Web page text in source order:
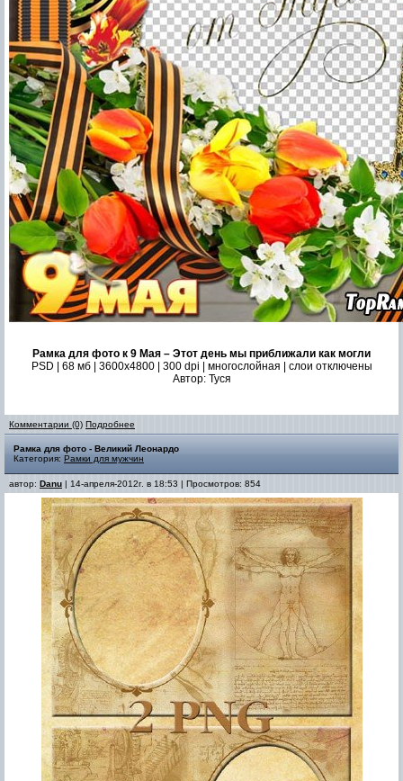
Рамка для фото к 9 Мая – Этот день мы приближали как могли
PSD | 68 мб | 3600х4800 | 300 dpi | многослойная | слои отключены
Автор: Туся
Комментарии (0) Подробнее
Рамка для фото - Великий Леонардо
Категория: Рамки для мужчин
автор: Danu | 14-апреля-2012г. в 18:53 | Просмотров: 854